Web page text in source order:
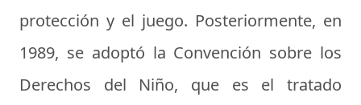
protección y el juego. Posteriormente, en
1989, se adoptó la Convención sobre los
Derechos del Niño, que es el tratado